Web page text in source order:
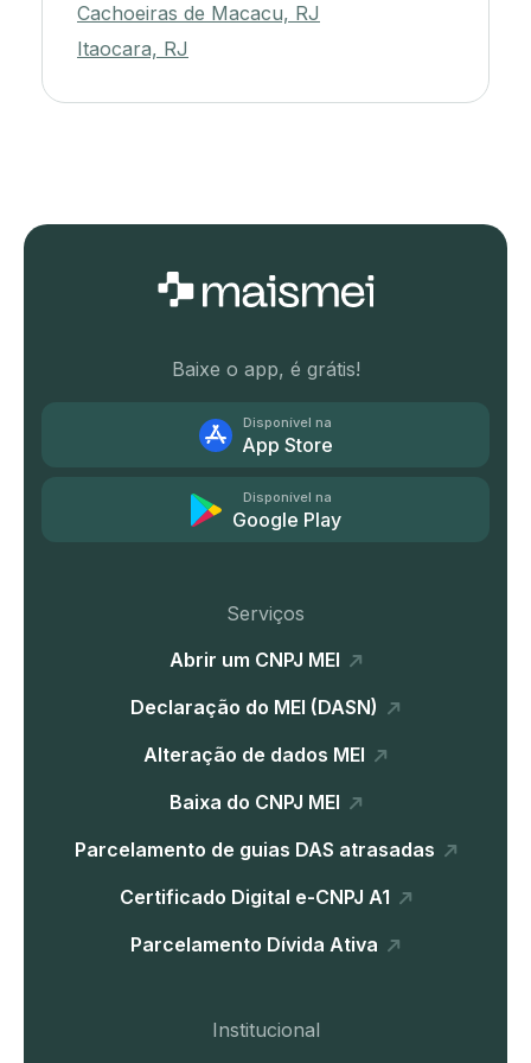
Cachoeiras de Macacu, RJ
Itaocara, RJ
Baixe o app, é grátis!
Disponível na
App Store
Disponível na
Google Play
Serviços
Abrir um CNPJ MEI
Declaração do MEI (DASN)
Alteração de dados MEI
Baixa do CNPJ MEI
Parcelamento de guias DAS atrasadas
Certificado Digital e-CNPJ A1
Parcelamento Dívida Ativa
Institucional